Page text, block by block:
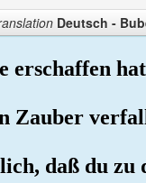
Deutsch -
erschaffen
Zauber
daß du zu